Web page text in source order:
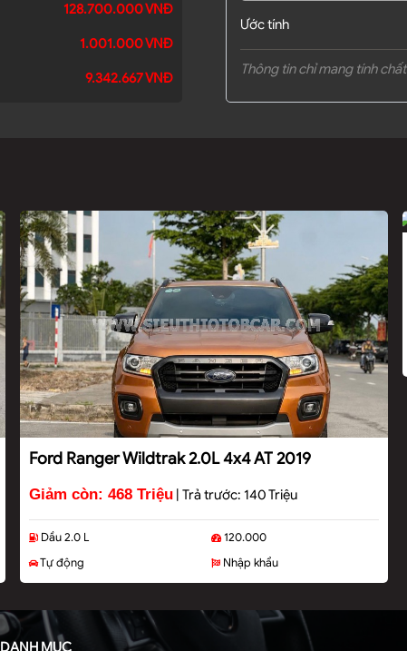
128.700.000 VNĐ
1.001.000 VNĐ
9.342.667 VNĐ
Ước tính
Thông tin chỉ mang tính
Ford Ranger Wildtrak 2.0L 4x4 AT 2019
Giảm còn: 468 Triệu | Trả trước: 140 Triệu
Dầu 2.0 L
120.000
Tự động
Nhập khẩu
DANH MỤC